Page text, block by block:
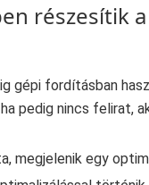
részesítik a
gépi fordításban
pedig nincs felirat,
megjelenik egy